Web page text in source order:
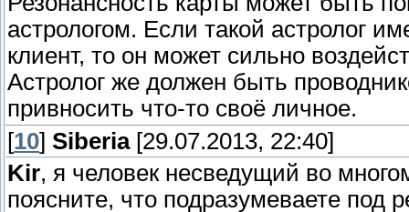
астрологом. Если такой астролог
клиент, то он может сильно
Астролог же должен быть
привносить что-то своё личное.
[10] Siberia[29.07.2013, 22:40]
Kir, я человек несведущий во
поясните, что подразумеваете под